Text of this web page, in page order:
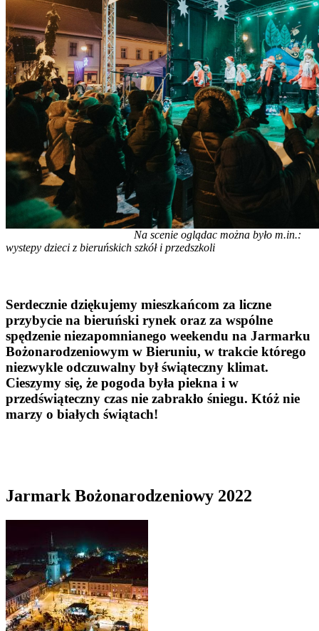
Na scenie oglądac można było m.in.:
wystepy dzieci z bieruńskich szkół i przedszkoli
Serdecznie dziękujemy mieszkańcom za liczne
przybycie na bieruński rynek oraz za wspólne
spędzenie niezapomnianego weekendu na Jarmarku
Bożonarodzeniowym w Bieruniu, w trakcie którego
niezwykle odczuwalny był świąteczny klimat.
Cieszymy się, że pogoda była piekna i w
przedświąteczny czas nie zabrakło śniegu. Któż nie
marzy o białych świątach!
Jarmark Bożonarodzeniowy 2022